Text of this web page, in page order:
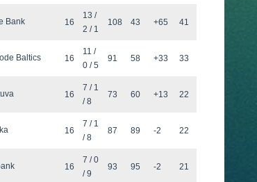
Bank 16
13 /
2 / 1
108 43 +65 41
Baltics 16
11 /
0 / 5
91 58 +33 33
16
7 / 1
/ 8
73 60 +13 22
16
7 / 1
/ 8
87 89 -2 22
16
7 / 0
/ 9
93 95 -2 21